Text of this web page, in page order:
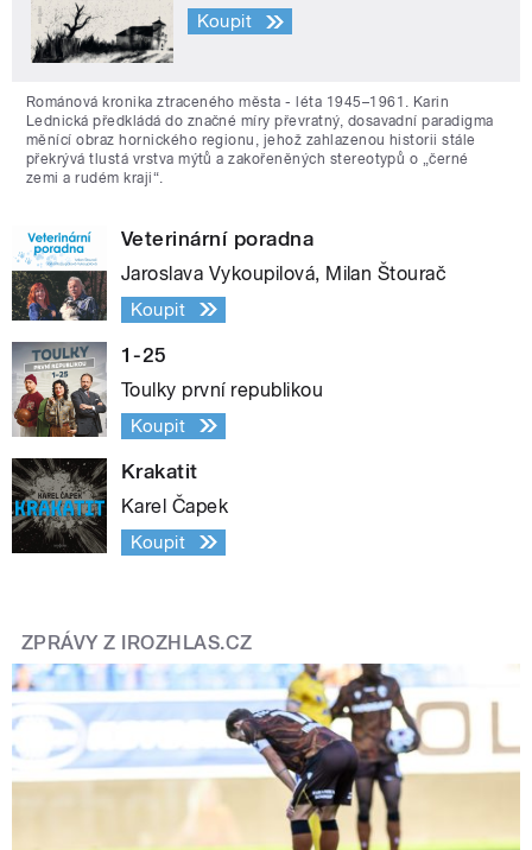
Koupit
Románová kronika ztraceného města - léta 1945–1961. Karin
Lednická předkládá do značné míry převratný, dosavadní paradigma
měnící obraz hornického regionu, jehož zahlazenou historii stále
překrývá tlustá vrstva mýtů a zakořeněných stereotypů o „černé
zemi a rudém kraji“.
Veterinární poradna
Jaroslava Vykoupilová, Milan Štourač
Koupit
1-25
Toulky první republikou
Koupit
Krakatit
Karel Čapek
Koupit
ZPRÁVY Z IROZHLAS.CZ